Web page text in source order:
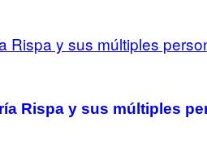
Rispa y sus múltiples